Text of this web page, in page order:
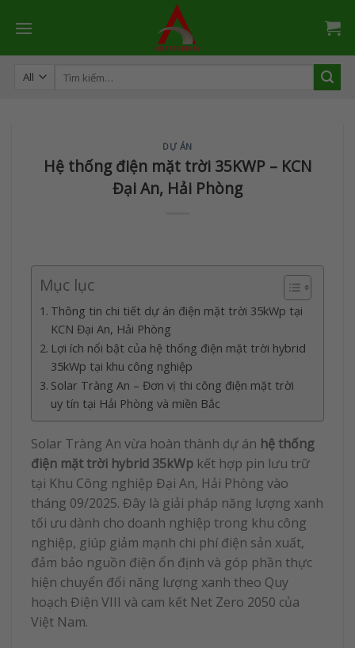
Tìm
kiếm:
DỰ ÁN
Hệ thống điện mặt trời 35KWP – KCN
Đại An, Hải Phòng
Mục lục
Thông tin chi tiết dự án điện mặt trời 35kWp tại
KCN Đại An, Hải Phòng
Lợi ích nổi bật của hệ thống điện mặt trời hybrid
35kWp tại khu công nghiệp
Solar Tràng An – Đơn vị thi công điện mặt trời
uy tín tại Hải Phòng và miền Bắc
Solar Tràng An vừa hoàn thành dự án hệ thống
điện mặt trời hybrid 35kWp kết hợp pin lưu trữ
tại Khu Công nghiệp Đại An, Hải Phòng vào
tháng 09/2025. Đây là giải pháp năng lượng xanh
tối ưu dành cho doanh nghiệp trong khu công
nghiệp, giúp giảm mạnh chi phí điện sản xuất,
đảm bảo nguồn điện ổn định và góp phần thực
hiện chuyển đổi năng lượng xanh theo Quy
hoạch Điện VIII và cam kết Net Zero 2050 của
Việt Nam.